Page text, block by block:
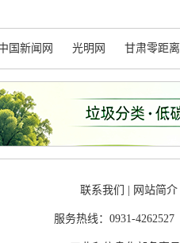
国新闻网 光明网 甘肃零距离
联系我们 网站简介
服务热线：0931-4262527